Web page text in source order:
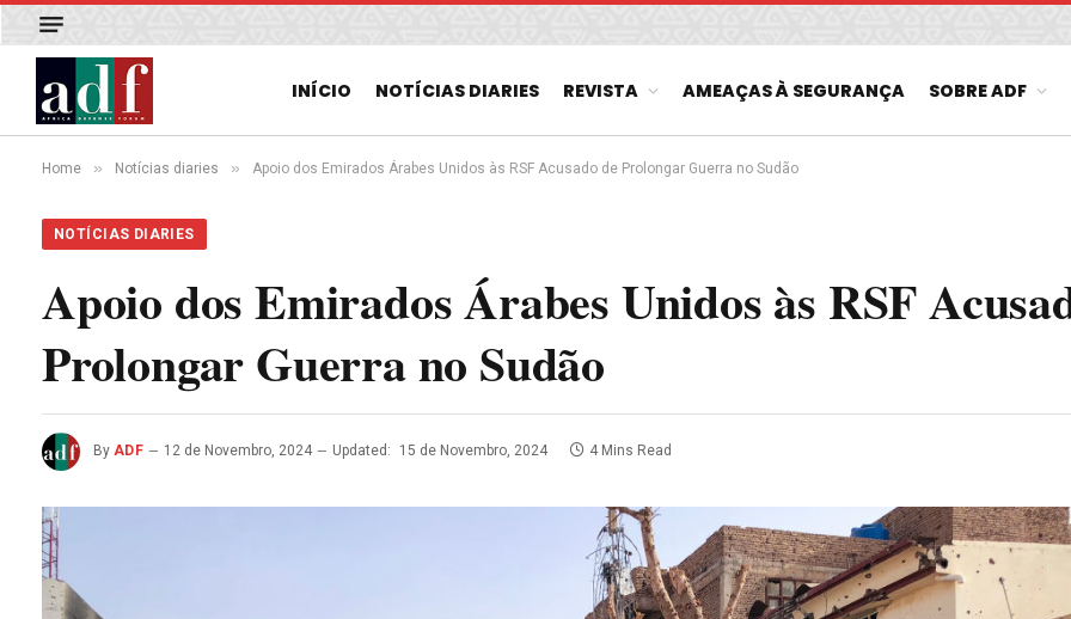
INÍCIO NOTÍCIAS DIARIES REVISTA AMEAÇAS À SEGURANÇA SOBRE ADF
Home » Notícias diaries » Apoio dos Emirados Árabes Unidos às RSF Acusado de Prolongar Guerra no Sudão
NOTÍCIAS DIARIES
Apoio dos Emirados Árabes Unidos às RSF
Prolongar Guerra no Sudão
By ADF 12 de Novembro, 2024 Updated: 15 de Novembro, 2024 4 Mins Read